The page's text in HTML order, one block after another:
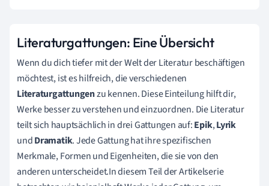
Literaturgattungen: Eine Übersicht
Wenn du dich tiefer mit der Welt der Literatur beschäftigen
möchtest, ist es hilfreich, die verschiedenen
Literaturgattungenzu kennen. Diese Einteilung hilft dir,
Werke besser zu verstehen und einzuordnen. Die Literatur
teilt sich hauptsächlich in drei Gattungen auf:Epik,Lyrik
undDramatik. Jede Gattung hat ihre spezifischen
Merkmale, Formen und Eigenheiten, die sie von den
anderen unterscheidet.In diesem Teil der Artikelserie